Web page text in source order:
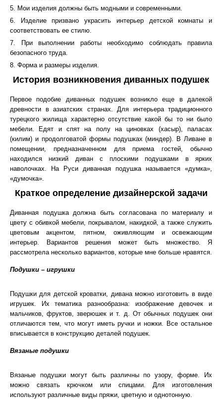
5. Мои изделия должны быть модными и современными.
6. Изделие призвано украсить интерьер детской комнаты и
соответствовать ее стилю.
7. При выполнении работы необходимо соблюдать правила
безопасного труда.
8. Форма и размеры изделия.
История возникновения диванных подушек
Первое подобие диванных подушек возникло еще в далекой
древности в азиатских странах. Для интерьера традиционного
турецкого жилища характерно отсутствие какой бы то ни было
мебели. Едят и спят на полу на циновках (хасыр), паласах
(килим) и продолговатой формы подушках (миндер). В Ливане в
помещении, предназначенном для приема гостей, обычно
находился низкий диван с плоскими подушками в ярких
наволочках. На Руси диванная подушка называется «думка»,
«думочка».
Краткое определение дизайнерской задачи
Диванная подушка должна быть согласована по материалу и
цвету с обивкой мебели, покрывалом, накидкой, а также служить
цветовым акцентом, пятном, оживляющим и освежающим
интерьер. Вариантов решения может быть множество. Я
рассмотрела несколько вариантов, которые мне больше нравятся.
Подушки – игрушки
Подушки для детской кроватки, дивана можно изготовить в виде
игрушек. Их тематика разнообразна: изображение девочек и
мальчиков, фруктов, зверюшек и т. д. От обычных подушек они
отличаются тем, что могут иметь ручки и ножки. Все остальное
вписывается в конструкцию деталей подушек.
Вязаные подушки
Вязаные подушки могут быть различны по узору, форме. Их
можно связать крючком или спицами. Для изготовления
используют различные виды пряжи, цветную и однотонную.